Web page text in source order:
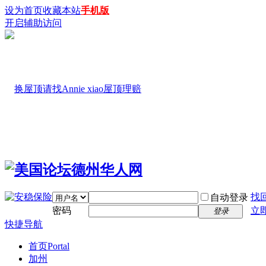
设为首页收藏本站手机版
开启辅助访问
自动登录 找
密码
登录
立
快捷导航
首页Portal
加州